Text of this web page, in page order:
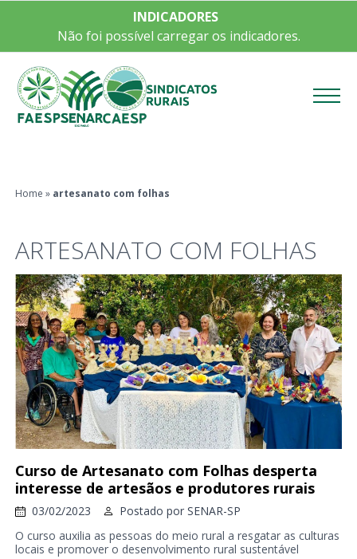
INDICADORES
Não foi possível carregar os indicadores.
Home » artesanato com folhas
ARTESANATO COM FOLHAS
Curso de Artesanato com Folhas desperta
interesse de artesãos e produtores rurais
03/02/2023 Postado por SENAR-SP
O curso auxilia as pessoas do meio rural a resgatar as culturas
locais e promover o desenvolvimento rural sustentável